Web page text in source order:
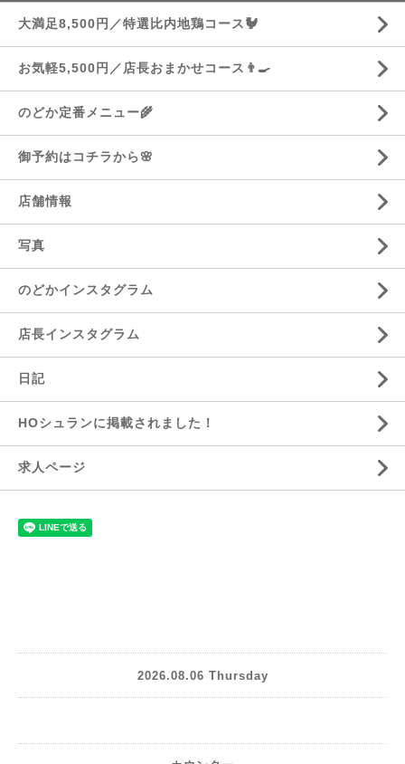
大満足8,500円／特選比内地鶏コース🐓
お気軽5,500円／店長おまかせコース👨‍🍳
のどか定番メニュー🌾
御予約はコチラから🌸
店舗情報
写真
のどかインスタグラム
店長インスタグラム
日記
HOシュランに掲載されました！
求人ページ
2026.08.06 Thursday